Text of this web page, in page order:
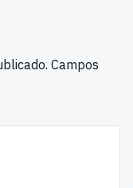
Campos